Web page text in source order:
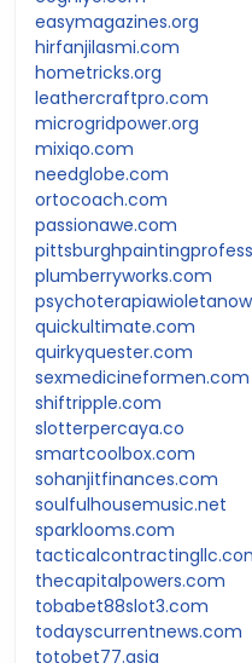
easymagazines.org
hirfanjilasmi.com
hometricks.org
leathercraftpro.com
microgridpower.org
mixiqo.com
needglobe.com
ortocoach.com
passionawe.com
plumberryworks.com
quickultimate.com
quirkyquester.com
sexmedicineformen.com
shiftripple.com
slotterpercaya.co
smartcoolbox.com
sohanjitfinances.com
soulfulhousemusic.net
sparklooms.com
thecapitalpowers.com
tobabet88slot3.com
todayscurrentnews.com
totobet77.asia